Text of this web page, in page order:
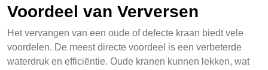
Voordeel van Verversen
Het vervangen van een oude of defecte kraan biedt vele
voordelen. De meest directe voordeel is een verbeterde
waterdruk en efficiëntie. Oude kranen kunnen lekken, wat